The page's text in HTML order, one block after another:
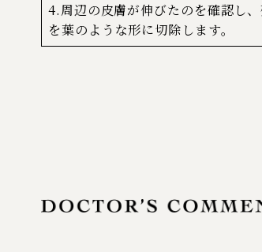
4.周辺の皮膚が伸びたのを確認し
を葉のような形に切除します。